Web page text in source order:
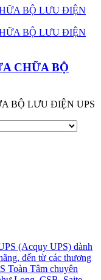
CHỮA BỘ
BỘ LƯU ĐIỆN UPS
(Acquy UPS) dành
đến từ các thương
Toàn Tâm chuyên